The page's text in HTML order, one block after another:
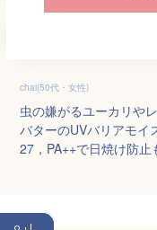
chai(50代・女性)
虫の嫌がるユーカリや
バターのUVバリアモイ
27，PA++で日焼け防止